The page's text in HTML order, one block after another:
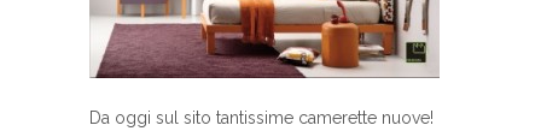
Da oggi sul sito tantissime camerette nuove!